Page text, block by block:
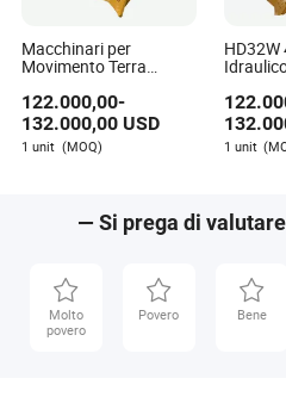
gommati
Vantaggi dei dozer gommati
Alta velocità di viaggio
La minore pressione al
compattazione del suolo.
riposizionamenti.
Macchinari per
Movimento Terra
40t Bulldozer Cingolato
con Ripper per Miniere
122.000,00-
132.000,00 USD
1 unit (MOQ) 1 unit
— Si prega di
Molto
povero
Povero Bene